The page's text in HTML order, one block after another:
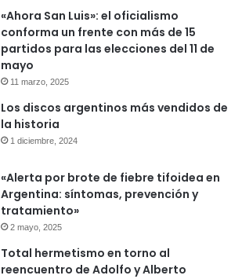
«Ahora San Luis»: el oficialismo
conforma un frente con más de 15
partidos para las elecciones del 11 de
mayo
11 marzo, 2025
Los discos argentinos más vendidos de
la historia
1 diciembre, 2024
«Alerta por brote de fiebre tifoidea en
Argentina: síntomas, prevención y
tratamiento»
2 mayo, 2025
Total hermetismo en torno al
reencuentro de Adolfo y Alberto